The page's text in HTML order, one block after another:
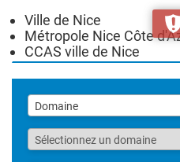
Ville de Nice
Métropole Nice Côte
CCAS ville de Nice
Liste
des
domaines
Domaine
Fonction
Sélectionnez un domaine